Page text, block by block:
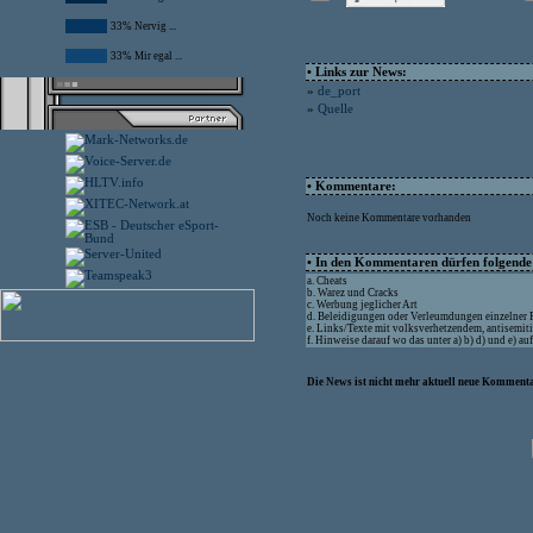
33% Nervig ...
33% Mir egal ...
• Links zur News:
» de_port
» Quelle
• Kommentare:
Noch keine Kommentare vorhanden
• In den Kommentaren dürfen
a. Cheats
b. Warez und Cracks
c. Werbung jeglicher Art
d. Beleidigungen oder Verleumdungen einzelner
e. Links/Texte mit volksverhetzendem,
f. Hinweise darauf wo das unter a) b) d) und e)
Die News ist nicht mehr aktuell neue